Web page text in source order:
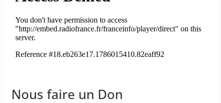
Nous faire un Don